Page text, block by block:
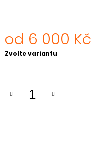
od 6 000 Kč
Měrná
Zvolte variantu
VĚZNI
TALIBANU,
FOTOGRAFIE
JANA